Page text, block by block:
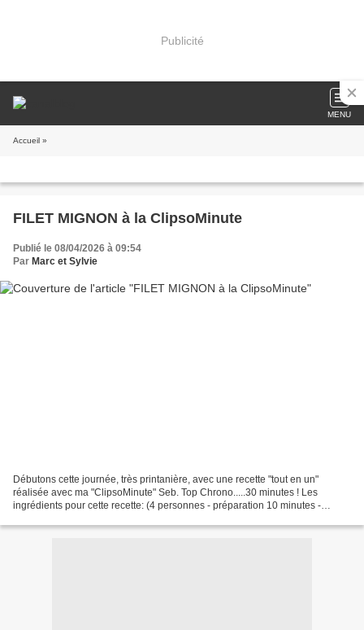
Publicité
MENU
Accueil »
FILET MIGNON à la ClipsoMinute
Publié le 08/04/2026 à 09:54
Par Marc et Sylvie
Débutons cette journée, très printanière, avec une recette "tout en un"
réalisée avec ma "ClipsoMinute" Seb. Top Chrono.....30 minutes ! Les
ingrédients pour cette recette: (4 personnes - préparation 10 minutes -